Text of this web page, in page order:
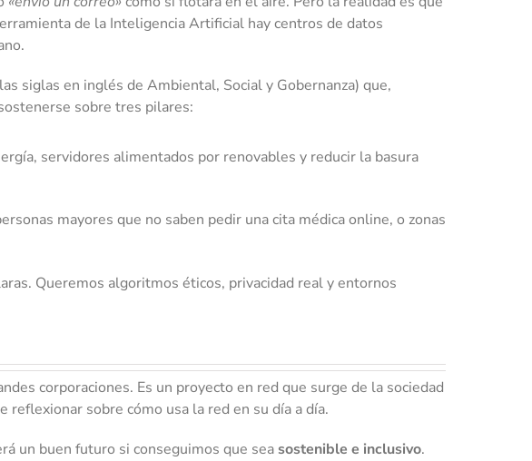
de la Inteligencia Artificial hay centros de datos
siglas en inglés de Ambiental, Social y Gobernanza) que,
sobre tres pilares:
servidores alimentados por renovables y reducir la basura
mayores que no saben pedir una cita médica online, o zonas
Queremos algoritmos éticos, privacidad real y entornos
corporaciones. Es un proyecto en red que surge de la sociedad
sobre cómo usa la red en su día a día.
un buen futuro si conseguimos que sea sostenible e inclusivo.